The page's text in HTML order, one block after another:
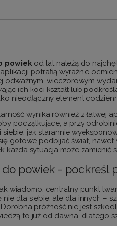
powiek od lat należą do
potrafią wyraźnie
odważnym, wieczorowym
ich koci kształt lub
nieodłączny element
wynika również z łatwej
początkujące, a przy
siebie, jak starannie
gotowe podbijać świat,
każda sytuacja może zamienić
do powiek - podkreśl
wiadomo, centralny punkt
nie dla siebie, ale dla innych –
próżność nie jest
to już od dawna, dlatego